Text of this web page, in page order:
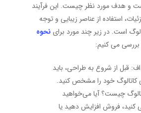
و هدف مورد نظر چیست. این فرآیند
استفاده از عناصر زیبایی و توجه
است. در زیر چند مورد برای نحوه
بررسی می ‌کنیم:
قبل از شروع به طراحی، باید
خود را مشخص کنید.
چیست؟ آیا می‌خواهید
کنید، فروش افزایش دهید یا